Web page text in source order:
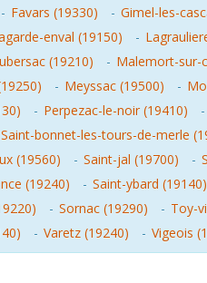
- Favars (19330) - Gimel-les-
enval (19150) -
(19210) - Malemort-sur-
- Meyssac (19500) -
- Perpezac-le-noir (19410) -
Saint-bonnet-les-tours-de-merle
(19560) - Saint-jal (19700) -
(19240) - Saint-ybard (19140)
- Sornac (19290) - Toy-
- Varetz (19240) - Vigeois